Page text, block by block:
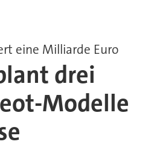
eine Milliarde Euro
drei
Modelle